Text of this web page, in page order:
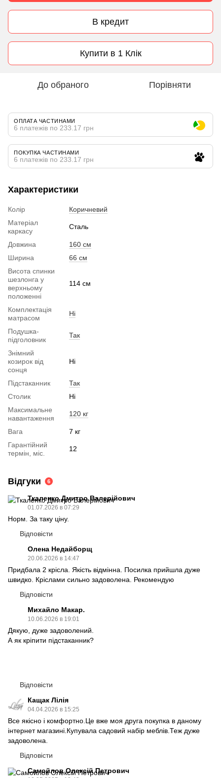
В кредит
Купити в 1 Клік
До обраного Порівняти
ОПЛАТА ЧАСТИНАМИ
6 платежів по 233.17 грн
ПОКУПКА ЧАСТИНАМИ
6 платежів по 233.17 грн
Характеристики
Колір
Коричневий
Матеріал
каркасу
Сталь
Довжина
160 см
Ширина
66 см
Висота спинки
шезлонга у
верхньому
положенні
114 см
Комплектація
матрасом
Ні
Подушка-
підголовник
Так
Знімний
козирок від
сонця
Ні
Підстаканник
Так
Столик
Ні
Максимальне
навантаження
120 кг
Вага
7 кг
Гарантійний
термін, міс.
12
Відгуки 6
Ткаленко Дмитро Валерійович
01.07.2026 в 07:29
Норм. За таку ціну.
Відповісти
Олена Недайборщ
20.06.2026 в 14:47
Придбала 2 крісла. Якість відмінна. Посилка прийшла дуже
швидко. Кріслами сильно задоволена. Рекомендую
Відповісти
Михайло Макар.
10.06.2026 в 19:01
Дякую, дуже задоволений.
А як кріпити підстаканник?
Відповісти
Кащак Лілія
04.04.2026 в 15:25
Все якісно і комфортно.Це вже моя друга покупка в даному
інтернет магазині.Купувала садовий набір меблів.Теж дуже
задоволена.
Відповісти
Самойлов Олексій Петрович